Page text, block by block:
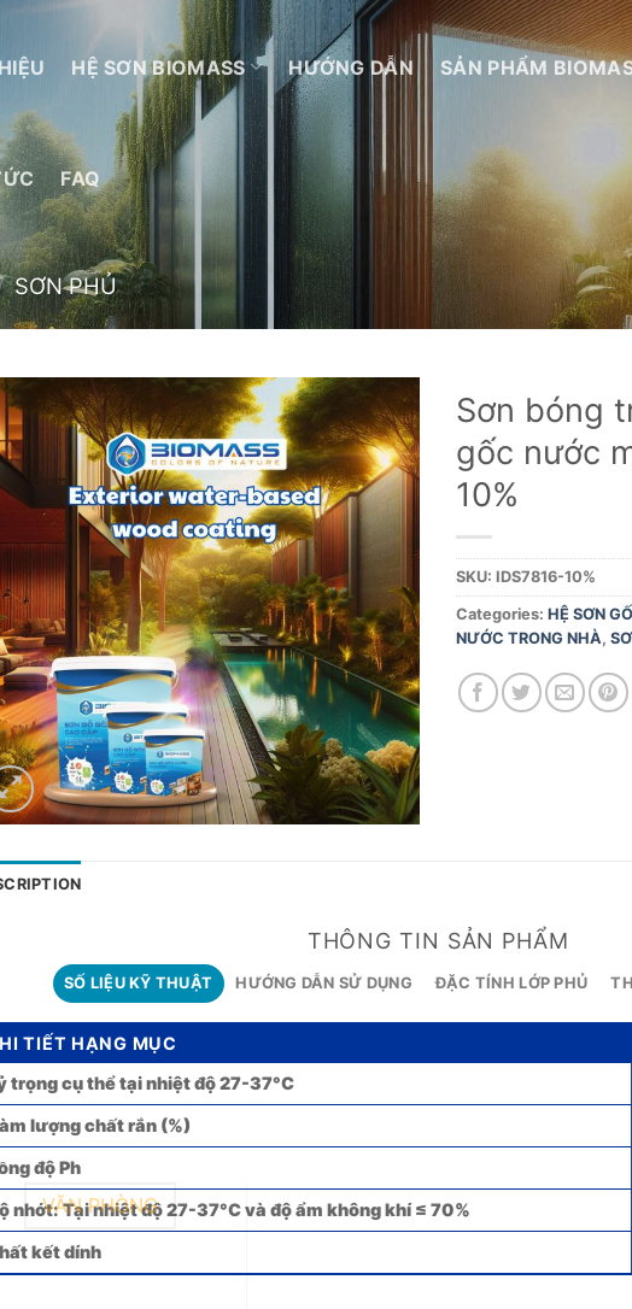
HỆ SƠN BIOMASS HƯỚNG DẪN SẢN PHẨM
FAQ
SƠN PHỦ
Add to
wishlist
Sơn bóng
gốc nước
10%
SKU: IDS7816-10%
Categories:HỆ SƠN
NƯỚC TRONG NHÀ,
THÔNG TIN SẢN PHẨM
SỐ LIỆU KỸ THUẬT HƯỚNG DẪN SỬ DỤNG ĐẶC TÍNH LỚP PHỦ
TIẾT HẠNG MỤC
trọng cụ thể tại nhiệt độ 27-37°C
lượng chất rắn (%)
độ Ph
nhớt: Tại nhiệt độ 27-37°C và độ ẩm không khí ≤ 70%
kết dính
VĂN PHÒNG